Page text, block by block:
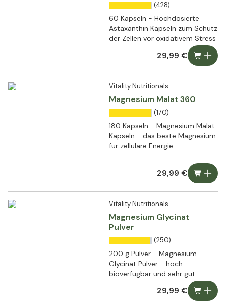
(428)
60 Kapseln - Hochdosierte
Astaxanthin Kapseln zum Schutz
der Zellen vor oxidativem Stress
29,99 €
Vitality Nutritionals
Magnesium Malat 360
(170)
180 Kapseln - Magnesium Malat
Kapseln - das beste Magnesium
für zelluläre Energie
29,99 €
Vitality Nutritionals
Magnesium Glycinat
Pulver
(250)
200 g Pulver - Magnesium
Glycinat Pulver - hoch
bioverfügbar und sehr gut
29,99 €